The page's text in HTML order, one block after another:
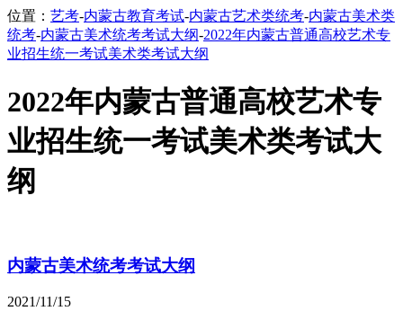
位置： 艺考-内蒙古教育考试-内蒙古艺术类统考-内蒙古美术类
统考-内蒙古美术统考考试大纲-2022年内蒙古普通高校艺术专
业招生统一考试美术类考试大纲
2022年内蒙古普通高校艺术专
业招生统一考试美术类考试大
纲
内蒙古美术统考考试大纲
2021/11/15